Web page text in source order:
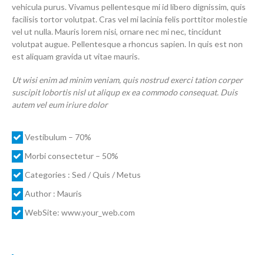
vehicula purus. Vivamus pellentesque mi id libero dignissim, quis
facilisis tortor volutpat. Cras vel mi lacinia felis porttitor molestie
vel ut nulla. Mauris lorem nisi, ornare nec mi nec, tincidunt
volutpat augue. Pellentesque a rhoncus sapien. In quis est non
est aliquam gravida ut vitae mauris.
Ut wisi enim ad minim veniam, quis nostrud exerci tation corper
suscipit lobortis nisl ut aliqup ex ea commodo consequat. Duis
autem vel eum iriure dolor
Vestibulum – 70%
Morbi consectetur – 50%
Categories : Sed / Quis / Metus
Author : Mauris
WebSite: www.your_web.com